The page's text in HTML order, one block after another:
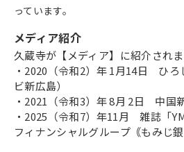
っています。
メディア紹介
久蔵寺が【メディア】に紹介されま
・2020（令和2）年 1月14日 ひろ
ビ新広島）
・2021（令和3）年 8月 2日 中国
・2025（令和7）年11月 雑誌「
フィナンシャルグループ｟もみじ銀